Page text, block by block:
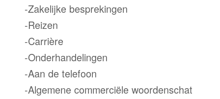
-Zakelijke besprekingen
-Reizen
-Carrière
-Onderhandelingen
-Aan de telefoon
-Algemene commerciële woordenschat